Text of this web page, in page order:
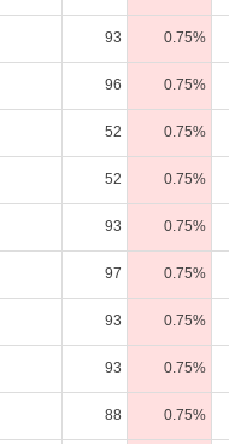
93 0.75%
96 0.75%
52 0.75%
52 0.75%
93 0.75%
97 0.75%
93 0.75%
93 0.75%
88 0.75%